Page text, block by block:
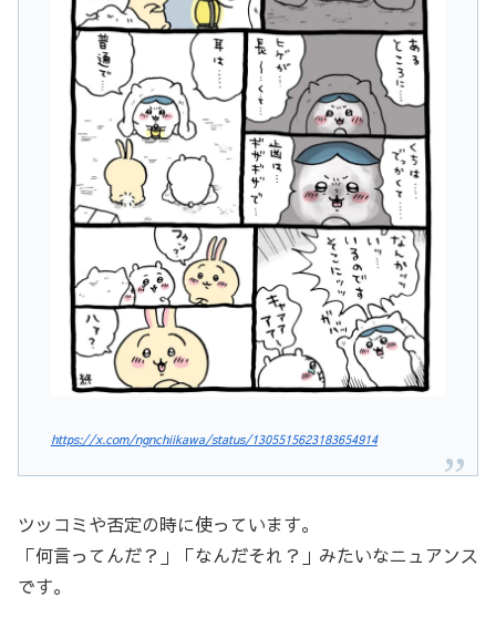
https://x.com/ngnchiikawa/status/1305515623183654914
ツッコミや否定の時に使っています。
「何言ってんだ？」「なんだそれ？」みたいなニュアンス
です。